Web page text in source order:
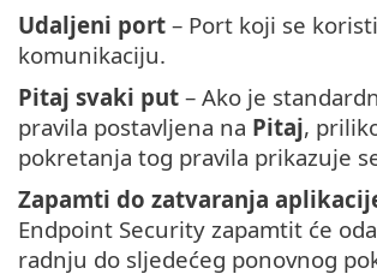
Udaljeni port – Port koji se
komunikaciju.
Pitaj svaki put – Ako je
pravila postavljena na Pitaj,
pokretanja tog pravila prikazuje
Zapamti do zatvaranja
Endpoint Security zapamtit će
radnju do sljedećeg ponovnog